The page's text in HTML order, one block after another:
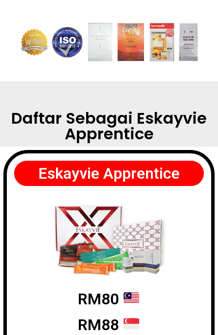
Daftar Sebagai Eskayvie
Apprentice
Eskayvie Apprentice
RM80
RM88